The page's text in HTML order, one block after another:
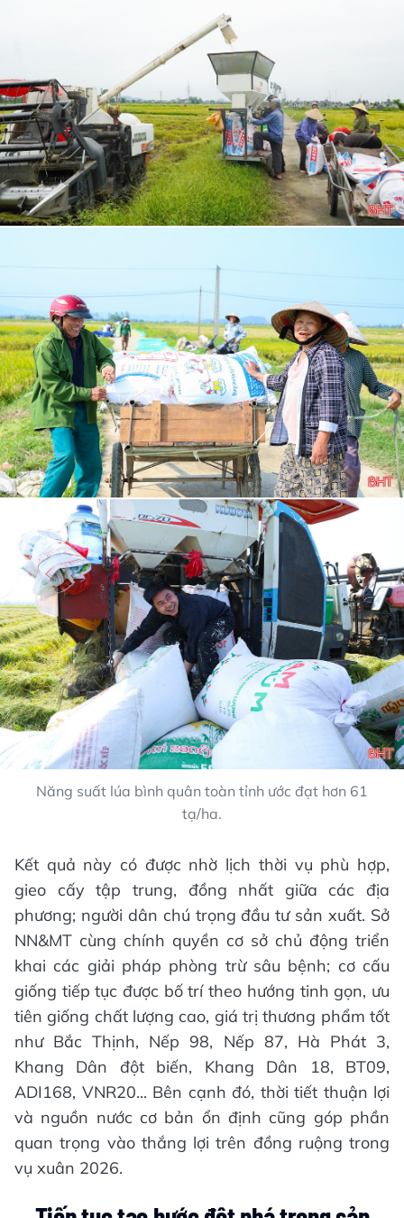
Năng suất lúa bình quân toàn tỉnh ước đạt hơn 61
tạ/ha.
Kết quả này có được nhờ lịch thời vụ phù hợp,
gieo cấy tập trung, đồng nhất giữa các địa
phương; người dân chú trọng đầu tư sản xuất. Sở
NN&MT cùng chính quyền cơ sở chủ động triển
khai các giải pháp phòng trừ sâu bệnh; cơ cấu
giống tiếp tục được bố trí theo hướng tinh gọn, ưu
tiên giống chất lượng cao, giá trị thương phẩm tốt
như Bắc Thịnh, Nếp 98, Nếp 87, Hà Phát 3,
Khang Dân đột biến, Khang Dân 18, BT09,
ADI168, VNR20... Bên cạnh đó, thời tiết thuận lợi
và nguồn nước cơ bản ổn định cũng góp phần
quan trọng vào thắng lợi trên đồng ruộng trong
vụ xuân 2026.